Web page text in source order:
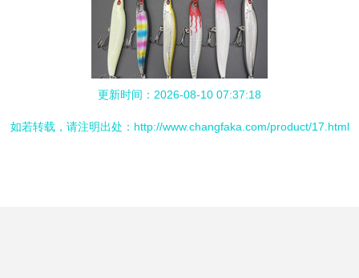
更新时间：2026-08-10 07:37:18
如若转载，请注明出处：http://www.changfaka.com/product/17.html